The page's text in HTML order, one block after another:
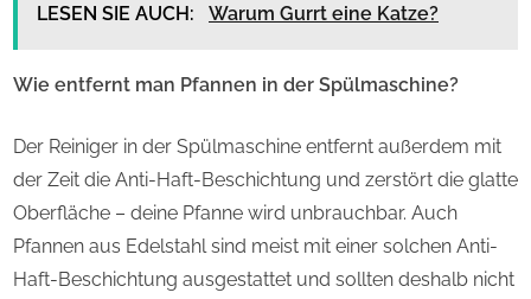
LESEN SIE AUCH: Warum Gurrt eine Katze?
Wie entfernt man Pfannen in der Spülmaschine?
Der Reiniger in der Spülmaschine entfernt außerdem mit
der Zeit die Anti-Haft-Beschichtung und zerstört die glatte
Oberfläche – deine Pfanne wird unbrauchbar. Auch
Pfannen aus Edelstahl sind meist mit einer solchen Anti-
Haft-Beschichtung ausgestattet und sollten deshalb nicht